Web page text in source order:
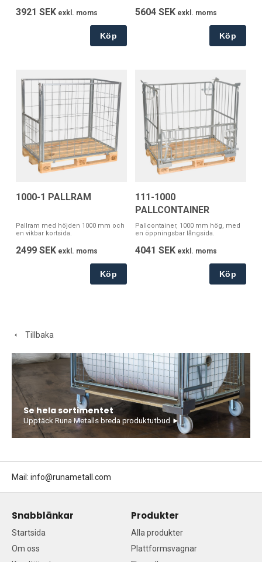
3921 SEK exkl. moms
Köp
5604 SEK exkl. moms
Köp
1000-1 PALLRAM
Pallram med höjden 1000 mm och
en vikbar kortsida.
2499 SEK exkl. moms
Köp
111-1000
PALLCONTAINER
Pallcontainer, 1000 mm hög, med
en öppningsbar långsida.
4041 SEK exkl. moms
Köp
Tillbaka
Se hela sortimentet
Upptäck Runa Metalls breda produktutbud ►
Mail: info@runametall.com
Snabblänkar
Startsida
Om oss
Produkter
Alla produkter
Plattformsvagnar